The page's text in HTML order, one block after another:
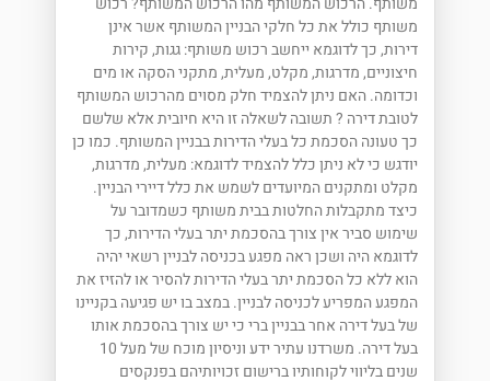
משותף כולל את כל חלקי הבניין המשותף אשר אינן
דירות, כך לדוגמא ייחשב רכוש משותף: גגות, קירות
חיצוניים, מדרגות, מקלט, מעלית, מתקני הסקה או מים
וכדומה. האם ניתן להצמיד חלק מסוים מהרכוש המשותף
לטובת דירה ? תשובה לשאלה זו היא חיובית אלא שלשם
כך טעונה הסכמת כל בעלי הדירות בבניין המשותף. כמו כן
יודגש כי לא ניתן כלל להצמיד לדוגמא: מעלית, מדרגות,
מקלט ומתקנים המיועדים לשמש את כלל דיירי הבניין.
כיצד מתקבלות החלטות בבית משותף כשמדובר על
שימוש סביר אין צורך בהסכמת יתר בעלי הדירות, כך
לדוגמא היה ושכן ראה מפגע בכניסה לבניין רשאי יהיה
הוא ללא כל הסכמת יתר בעלי הדירות להסיר או להזיז את
המפגע המפריע לכניסה לבניין. במצב בו יש פגיעה בקניינו
של בעל דירה אחר בבניין ברי כי יש צורך בהסכמת אותו
בעל דירה. משרדנו עתיר ידע וניסיון מוכח של מעל 10
שנים בליווי לקוחותיו ברישום זכויותיהם בפנקסים